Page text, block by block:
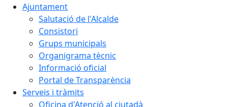
Ajuntament
Salutació de l'Alcalde
Consistori
Grups municipals
Organigrama tècnic
Informació oficial
Portal de Transparència
Serveis i tràmits
Oficina d'Atenció al ciutadà